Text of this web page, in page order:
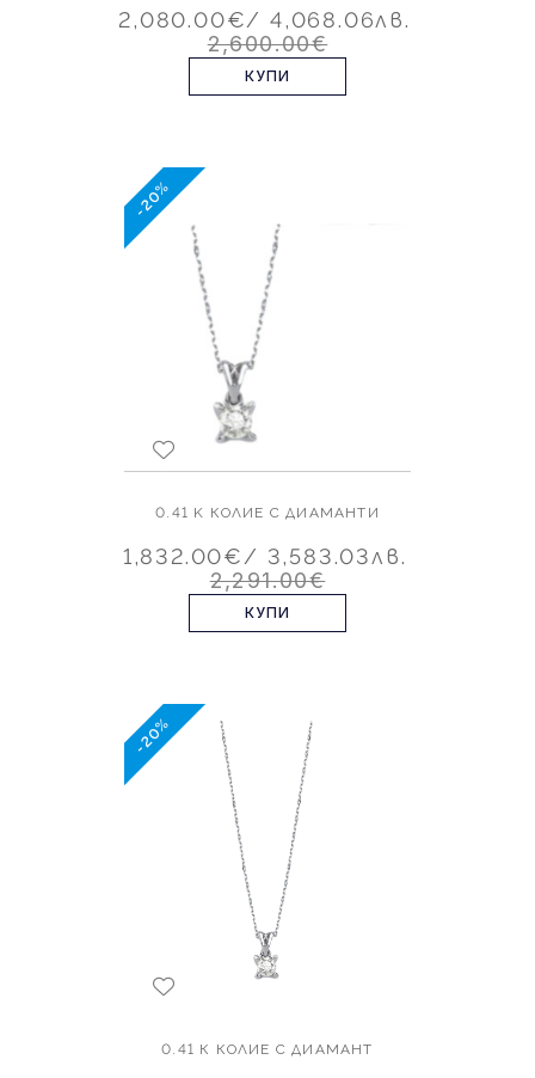
2,080.00€/ 4,068.06лв.
2,600.00€
КУПИ
-20%
0.41 K КОЛИЕ С ДИАМАНТИ
1,832.00€/ 3,583.03лв.
2,291.00€
КУПИ
-20%
0.41 К КОЛИЕ С ДИАМАНТ